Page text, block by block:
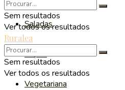
Saladas
Sopas
Vegetariana
Sem resultados
Ver todos os resultados
Ruralea
Sem resultados
Ver todos os resultados